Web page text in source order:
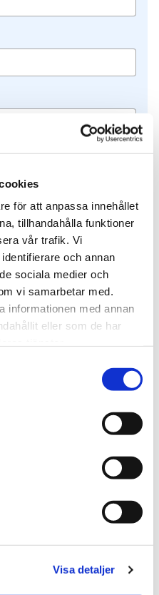
för att anpassa innehållet
tillhandahålla funktioner
vår trafik. Vi
och annan
sociala medier och
vi samarbetar med.
informationen med annan
eller som de har
Visa detaljer
kontaktar mig
emot andra utskick
när som helst
att testa om du är en
och för att